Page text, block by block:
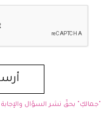
بحقّ نشر السؤال